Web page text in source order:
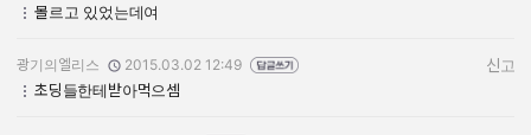
몰르고 있었는데여
작성자:
광기의엘리스
작성일:
2015.03.02 12:49
신고
초딩들한테받아먹으셈